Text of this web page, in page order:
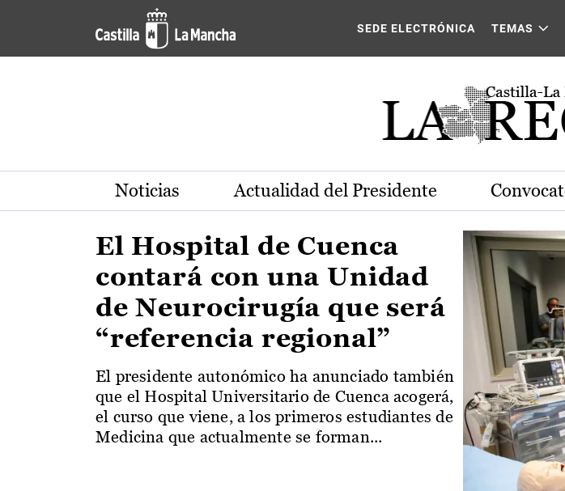
Pasar al contenido principal
Actualidad de la región de Castilla-La
SEDE ELECTRÓNICA TEMAS
Noticias Actualidad del Presidente
El Hospital de Cuenca
contará con una Unidad
de Neurocirugía que será
“referencia regional”
El presidente autonómico ha anunciado también
que el Hospital Universitario de Cuenca acogerá,
el curso que viene, a los primeros estudiantes de
Medicina que actualmente se forman...